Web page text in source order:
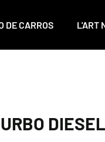
DE CARROS L'ART